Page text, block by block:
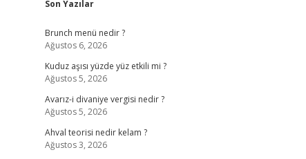
Sidebar
Son Yazılar
Brunch menü nedir ?
Ağustos 6, 2026
Kuduz aşısı yüzde yüz etkili mi ?
Ağustos 5, 2026
Avarız-i divaniye vergisi nedir ?
Ağustos 5, 2026
Ahval teorisi nedir kelam ?
Ağustos 3, 2026